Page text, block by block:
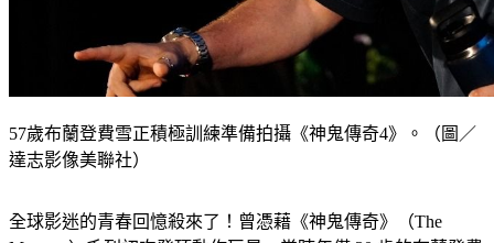
57歲布蘭登費雪正積極訓練準備拍攝《神鬼傳奇4》。（圖／
達志影像美聯社）
全球影迷的青春回憶殺來了！曾憑藉《神鬼傳奇》（The